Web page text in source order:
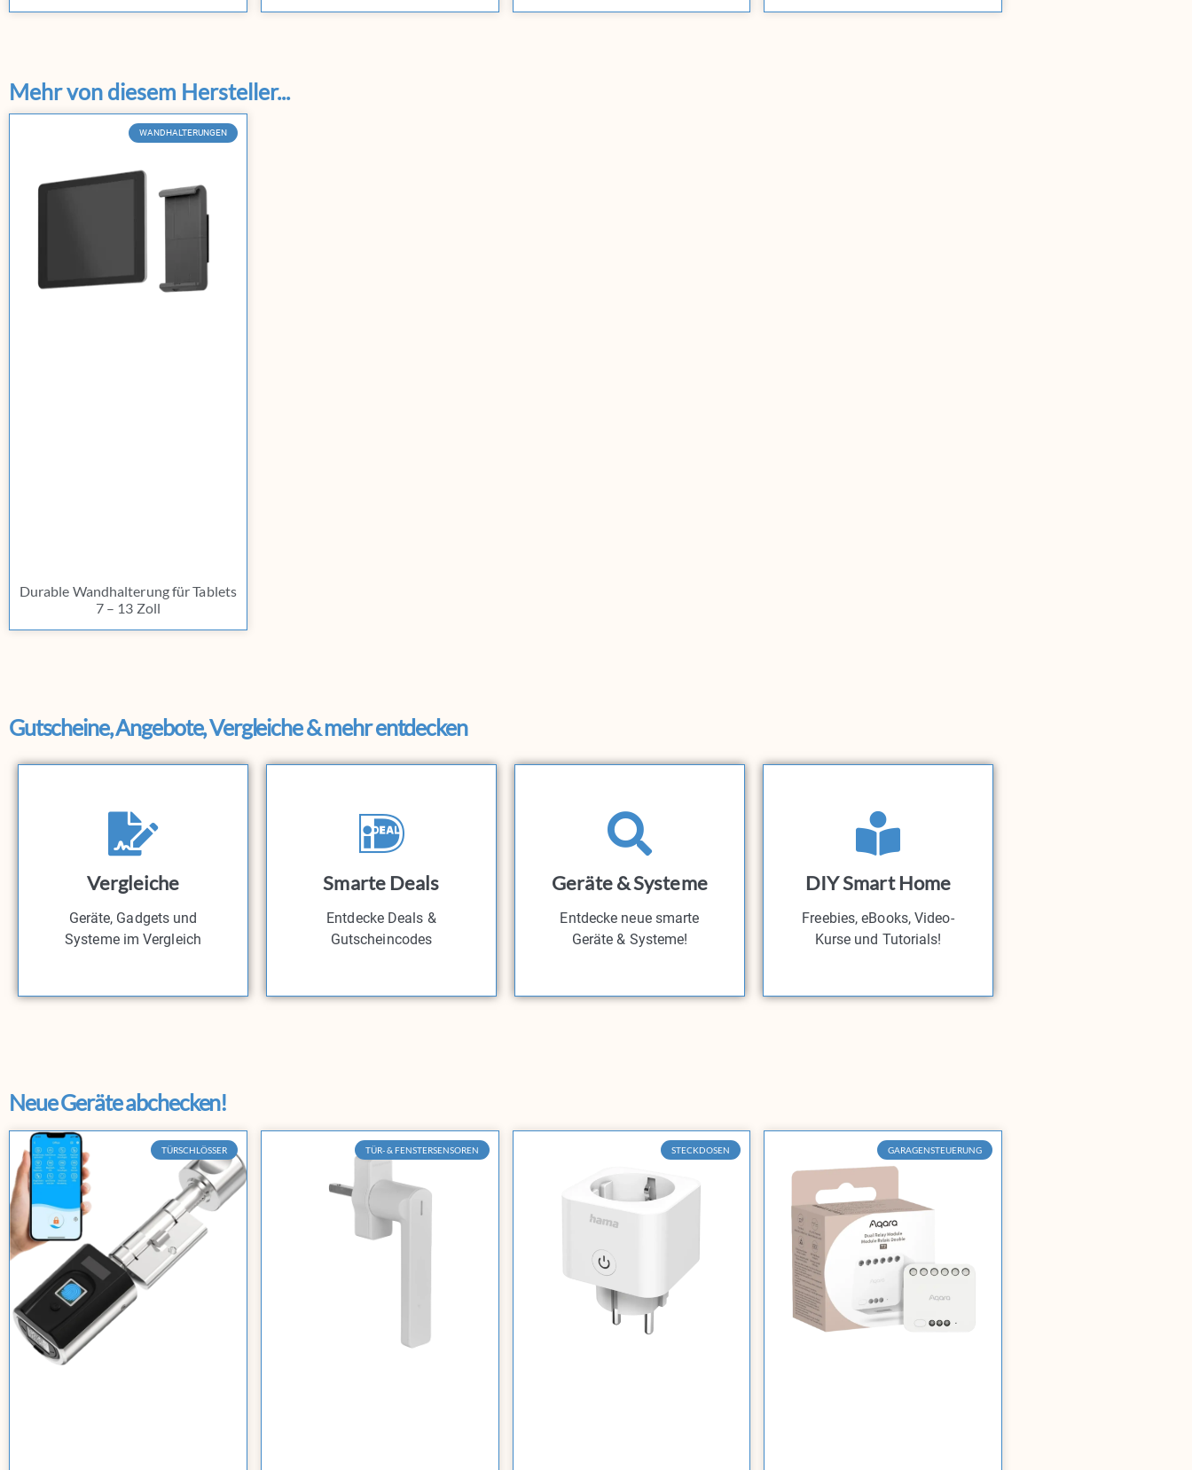
Mehr von diesem Hersteller...
WANDHALTERUNGEN
Durable Wandhalterung für Tablets
7 – 13 Zoll
Gutscheine, Angebote, Vergleiche & mehr entdecken
Vergleiche
Geräte, Gadgets und
Systeme im Vergleich
Smarte Deals
Entdecke Deals &
Gutscheincodes​
Geräte & Systeme
Entdecke neue smarte
Geräte & Systeme!​
DIY Smart Home
Freebies, eBooks, Video-
Kurse und Tutorials!​
Neue Geräte abchecken!
TÜRSCHLÖSSER TÜR- & FENSTERSENSOREN STECKDOSEN GARAGENSTEUERUNG